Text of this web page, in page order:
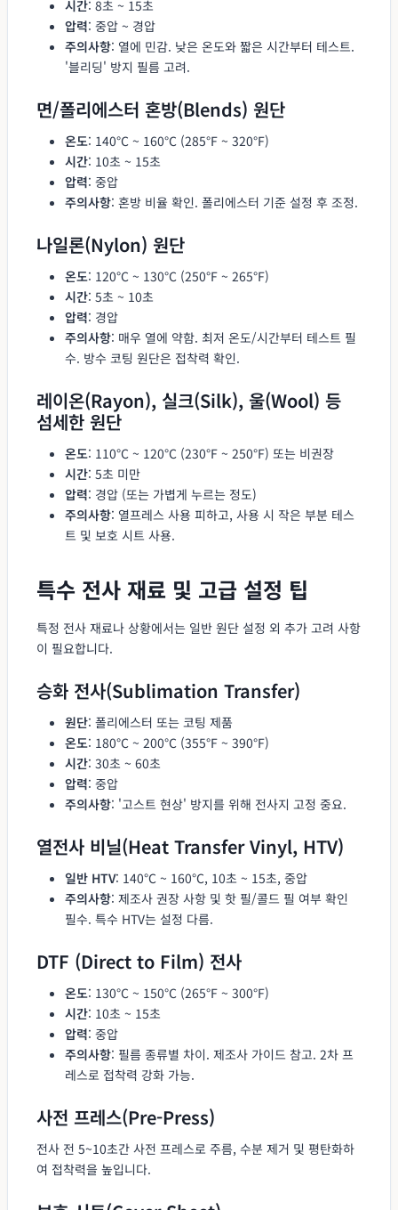
시간: 8초 ~ 15초
압력: 중압 ~ 경압
주의사항: 열에 민감. 낮은 온도와 짧은 시간부터 테스트.
'블리딩' 방지 필름 고려.
면/폴리에스터 혼방(Blends) 원단
온도: 140°C ~ 160°C (285°F ~ 320°F)
시간: 10초 ~ 15초
압력: 중압
주의사항: 혼방 비율 확인. 폴리에스터 기준 설정 후 조정.
나일론(Nylon) 원단
온도: 120°C ~ 130°C (250°F ~ 265°F)
시간: 5초 ~ 10초
압력: 경압
주의사항: 매우 열에 약함. 최저 온도/시간부터 테스트 필
수. 방수 코팅 원단은 접착력 확인.
레이온(Rayon), 실크(Silk), 울(Wool) 등
섬세한 원단
온도: 110°C ~ 120°C (230°F ~ 250°F) 또는 비권장
시간: 5초 미만
압력: 경압 (또는 가볍게 누르는 정도)
주의사항: 열프레스 사용 피하고, 사용 시 작은 부분 테스
트 및 보호 시트 사용.
특수 전사 재료 및 고급 설정 팁
특정 전사 재료나 상황에서는 일반 원단 설정 외 추가 고려 사항
이 필요합니다.
승화 전사(Sublimation Transfer)
원단: 폴리에스터 또는 코팅 제품
온도: 180°C ~ 200°C (355°F ~ 390°F)
시간: 30초 ~ 60초
압력: 중압
주의사항: '고스트 현상' 방지를 위해 전사지 고정 중요.
열전사 비닐(Heat Transfer Vinyl, HTV)
일반 HTV: 140°C ~ 160°C, 10초 ~ 15초, 중압
주의사항: 제조사 권장 사항 및 핫 필/콜드 필 여부 확인
필수. 특수 HTV는 설정 다름.
DTF (Direct to Film) 전사
온도: 130°C ~ 150°C (265°F ~ 300°F)
시간: 10초 ~ 15초
압력: 중압
주의사항: 필름 종류별 차이. 제조사 가이드 참고. 2차 프
레스로 접착력 강화 가능.
사전 프레스(Pre-Press)
전사 전 5~10초간 사전 프레스로 주름, 수분 제거 및 평탄화하
여 접착력을 높입니다.